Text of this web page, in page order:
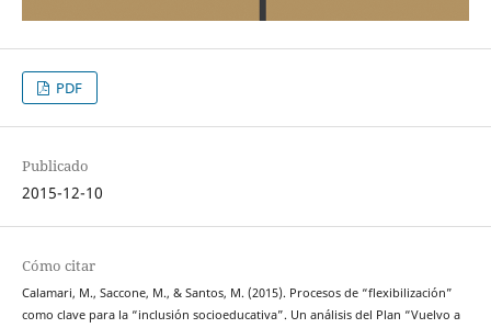
PDF
Publicado
2015-12-10
Cómo citar
Calamari, M., Saccone, M., & Santos, M. (2015). Procesos de “flexibilización”
como clave para la “inclusión socioeducativa”. Un análisis del Plan “Vuelvo a